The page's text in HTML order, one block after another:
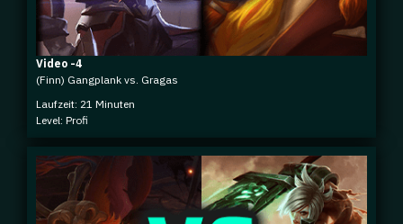
Video -4
(Finn) Gangplank vs. Gragas
Laufzeit: 21 Minuten
Level: Profi